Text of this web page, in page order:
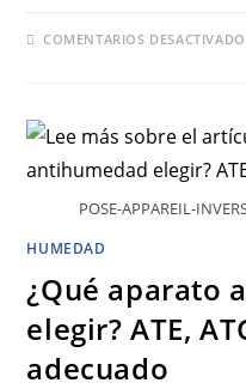
COMENTARIOS
POSE-APPAREIL-
HUMEDAD
¿Qué aparato
elegir? ATE,
adecuado